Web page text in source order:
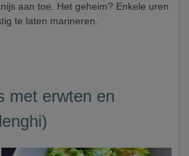
aan toe. Het geheim? Enkele uren
te laten marineren.
met erwten en